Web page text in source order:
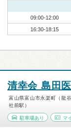
09:00-12:00
16:30-18:15
清幸会 島田
富山県富山市永楽町（龍
社前駅）
駐車場あり マ